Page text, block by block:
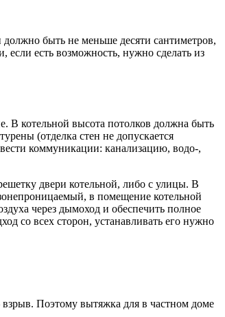
должно быть не меньше десяти сантиметров,
если есть возможность, нужно сделать из
В котельной высота потолков должна быть
(отделка стен не допускается
коммуникации: канализацию, водо-,
двери котельной, либо с улицы. В
в помещение котельной
через дымоход и обеспечить полное
со всех сторон, устанавливать его нужно
взрыв. Поэтому вытяжка для в частном доме